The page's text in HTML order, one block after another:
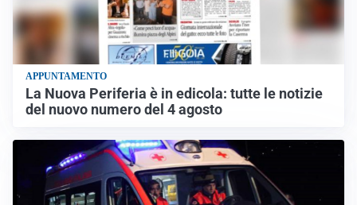
APPUNTAMENTO
La Nuova Periferia è in edicola: tutte le notizie
del nuovo numero del 4 agosto